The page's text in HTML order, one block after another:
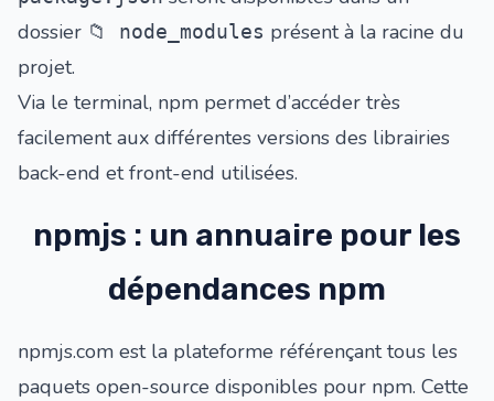
dossier 📁 node_modules présent à la racine du
projet.
Via le terminal, npm permet d’accéder très
facilement aux différentes versions des librairies
back-end et front-end utilisées.
npmjs : un annuaire pour les
dépendances npm
npmjs.com est la plateforme référençant tous les
paquets open-source disponibles pour npm. Cette